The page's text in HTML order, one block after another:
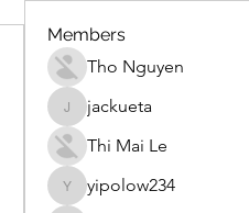
Members
Tho Nguyen
jackueta
jackueta
Thi Mai Le
yipolow234
yipolow234